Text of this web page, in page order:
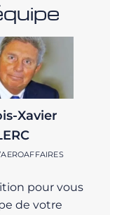
Xavier
pour vous
de votre